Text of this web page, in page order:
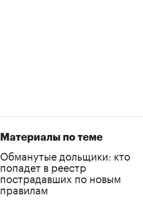
Материалы по теме
Обманутые дольщики: кто
попадет в реестр
пострадавших по новым
правилам